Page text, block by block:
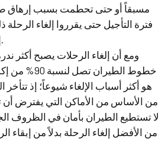
مسبقاً أو حتى تحطمت بسبب إرهاق
فترة التأجيل حتى يقرروا إلغاء الرحلة
إضافية في اليوم التالي.
ومع أن إلغاء الرحلات يصبح أكثر
خطوط الطيران
هو أكثر أسباب الإلغاء شيوعاً؛ إذ تتأخر
من الأساس من الأماكن التي يفترض أن
لا تستطيع الطيران بأمان في الظروف
من الأفضل إلغاء الرحلة بدلاً من إبقاء